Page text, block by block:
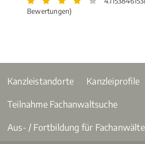
Bewertungen)
Kanzleistandorte Kanzleiprofile
Teilnahme Fachanwaltsuche
Aus- / Fortbildung für Fachanwälte